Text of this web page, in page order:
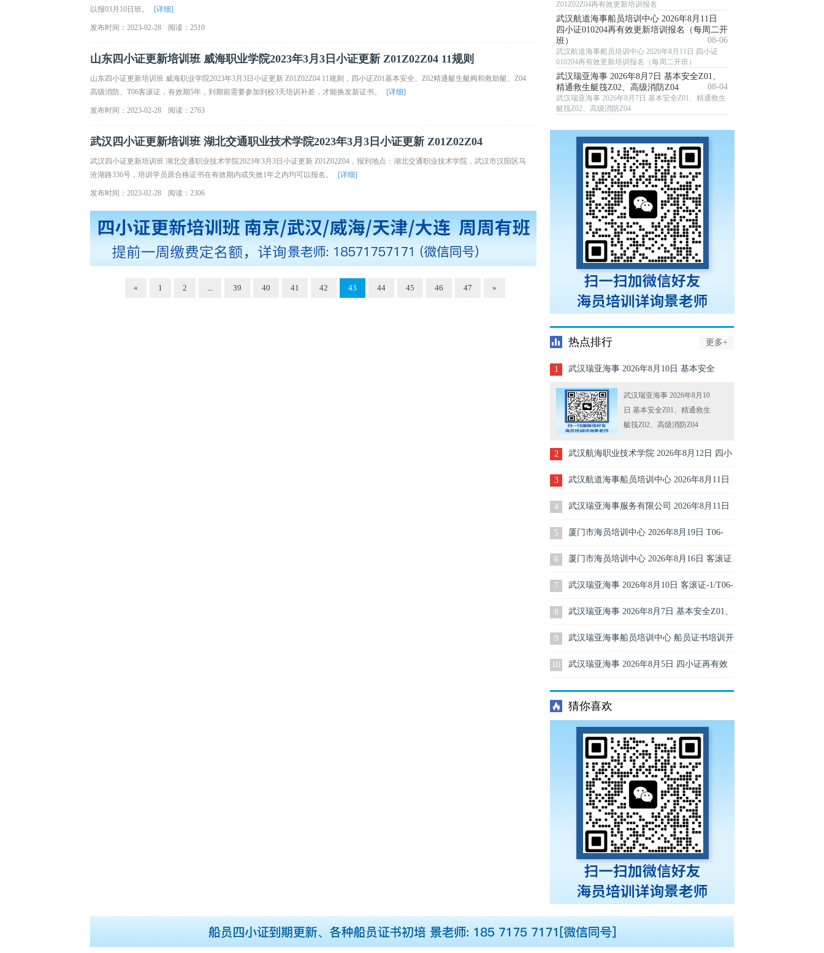
以报03月10日班。
[详细]
发布时间：2023-02-28 阅读：2510
山东四小证更新培训班 威海职业学院2023年3月3日小证更新 Z01Z02Z04 11规则
山东四小证更新培训班 威海职业学院2023年3月3日小证更新 Z01Z02Z04 11规则，四小证Z01基本安全、Z02精通艇生艇阀和救助艇、Z04
高级消防、T06客滚证，有效期5年，到期前需要参加到校3天培训补差，才能换发新证书。
[详细]
发布时间：2023-02-28 阅读：2763
武汉四小证更新培训班 湖北交通职业技术学院2023年3月3日小证更新 Z01Z02Z04
武汉四小证更新培训班 湖北交通职业技术学院2023年3月3日小证更新 Z01Z02Z04，报到地点：湖北交通职业技术学院，武汉市汉阳区马
沧湖路336号，培训学员原合格证书在有效期内或失效1年之内均可以报名。
[详细]
发布时间：2023-02-28 阅读：2306
« 1 2 ... 39 40 41 42 43 44 45 46 47 »
Z01Z02Z04再有效更新培训报名
武汉航道海事船员培训中心 2026年8月11日
四小证010204再有效更新培训报名（每周二开
班）
08-06
武汉航道海事船员培训中心 2026年8月11日 四小证
010204再有效更新培训报名（每周二开班）
武汉瑞亚海事 2026年8月7日 基本安全Z01、
精通救生艇筏Z02、高级消防Z04
08-04
武汉瑞亚海事 2026年8月7日 基本安全Z01、精通救生
艇筏Z02、高级消防Z04
热点排行 更多+
1 武汉瑞亚海事 2026年8月10日 基本安全
Z01、精通救生艇筏Z02、高级消防Z04
武汉瑞亚海事 2026年8月10
日 基本安全Z01、精通救生
艇筏Z02、高级消防Z04
2 武汉航海职业技术学院 2026年8月12日 四小
证Z01Z02Z04再有效更新培训报名
3 武汉航道海事船员培训中心 2026年8月11日
四小证010204再有效更新培训报名（每周二
开班）
4 武汉瑞亚海事服务有限公司 2026年8月11日
水手培训开班
5 厦门市海员培训中心 2026年8月19日 T06-
2/T06-3培训开班
6 厦门市海员培训中心 2026年8月16日 客滚证
T06-1培训
7 武汉瑞亚海事 2026年8月10日 客滚证-1/T06-
1/客船船员特殊培训-1培训开班
8 武汉瑞亚海事 2026年8月7日 基本安全Z01、
精通救生艇筏Z02、高级消防Z04
9 武汉瑞亚海事船员培训中心 船员证书培训开
班计划表（2026年8月2日）
10 武汉瑞亚海事 2026年8月5日 四小证再有效
更新培训班Z01Z02Z04T06（每周一三五开
猜你喜欢